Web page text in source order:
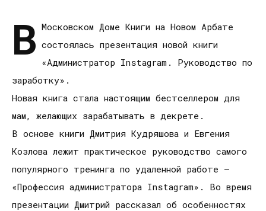
В Московском Доме Книги на Новом Арбате
состоялась презентация новой книги
«Администратор Instagram. Руководство по
заработку».
Новая книга стала настоящим бестселлером для
мам, желающих зарабатывать в декрете.
В основе книги Дмитрия Кудряшова и Евгения
Козлова лежит практическое руководство самого
популярного тренинга по удаленной работе –
«Профессия администратора Instagram». Во время
презентации Дмитрий рассказал об особенностях